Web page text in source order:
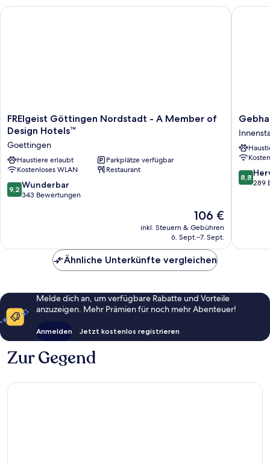
FREIgeist
Göttingen
Nordstadt
-
A
Member
of
Design
FREIgeist Göttingen Nordstadt - A Member of
Design Hotels™
Goettingen
Haustiere erlaubt
Parkplätze verfügbar
Kostenloses WLAN
Restaurant
9.2
von
9,2 Wunderbar
343 Bewertungen
Der
Preis
beträgt
106 €
inkl. Steuern & Gebühren
6. Sept.–7. Sept.
FREIgeist Göttingen Nordstadt - A Member of Design
Hotel
8.8
von
8,8
289
Ähnliche Unterkünfte vergleichen
Melde dich an, um verfügbare Rabatte und Vorteile
anzuzeigen. Mehr Prämien für noch mehr Abenteuer!
Anmelden Jetzt kostenlos registrieren
Zur Gegend